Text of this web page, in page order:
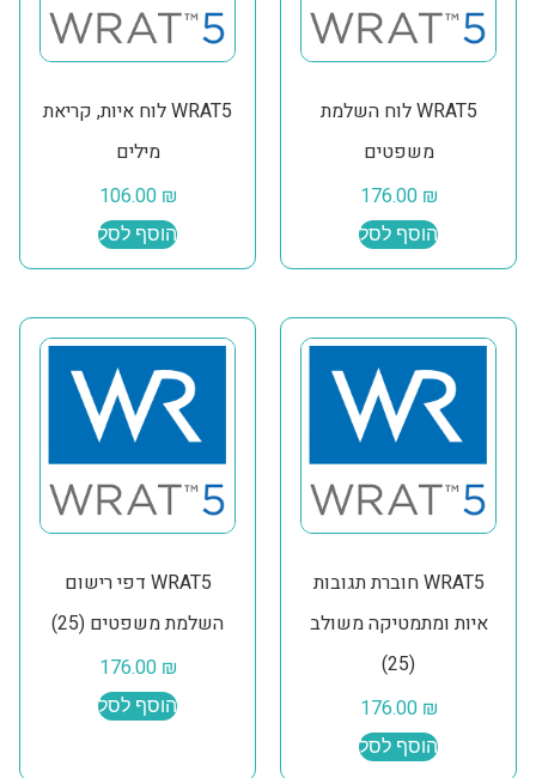
WRAT5 לוח השלמת
משפטים
176.00 ₪
הוסף לסל
WRAT5 לוח איות, קריאת
מילים
106.00 ₪
הוסף לסל
WRAT5 חוברת תגובות
איות ומתמטיקה משולב
(25)
176.00 ₪
הוסף לסל
WRAT5 דפי רישום
השלמת משפטים (25)
176.00 ₪
הוסף לסל